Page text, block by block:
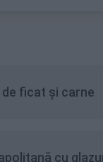
ficat și carne
cu